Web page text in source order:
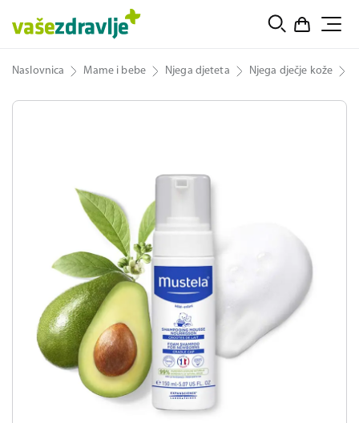
Naslovnica Mame i bebe Njega djeteta Njega dječje kože